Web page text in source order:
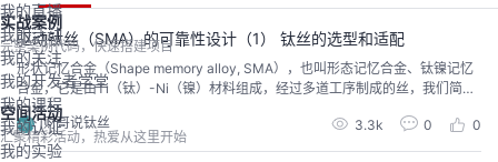
实战案例
完整案例代码，快速搭建项目
空间活动
汇聚精彩活动，热爱从这里开始
我的直播
我的活动
我的关注
我的开发者学堂
我的课程
我的认证
我的实验
驱动钛丝（SMA）的可靠性设计（1） 钛丝的选型和适配
形状记忆合金（Shape memory alloy, SMA），也叫形态记忆合金、钛镍记忆
合金，它是由Ti（钛）-Ni（镍）材料组成，经过多道工序制成的丝，我们简称
钛丝。本文研究的是钛丝驱动技术，通过电来驱动钛丝的可靠性设计，方便大
家在机械电子工业应用等领域快速有效的转化为科技成果。
财哥说钛丝 3.3k 0 0